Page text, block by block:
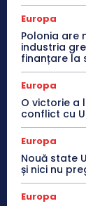
Europa
Polonia are
industria
finanțare la
Europa
O victorie a
conflict cu
Europa
Nouă state
și nici nu
Europa